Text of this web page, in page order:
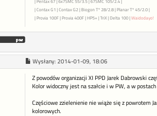
| Contax G1 | Contax G2 | Biogon T* 28/2.8 | Planar T* 45/2.0 |
| Provia 100F | Provia 400F | HP5+ | TriX | Delta 100 |Waidodayo!
Wysłany: 2014-01-09, 18:06
Z powodów organizacji XI PPD Jarek Dabrowski
Kolor widoczny jest na szałcie i w PW, a w
Częściowe zzielenienie nie wiąże się z powrotem
kolorowych.